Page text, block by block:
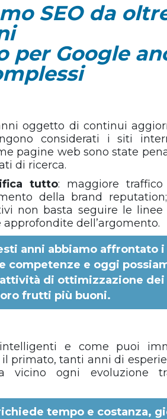
SEO da
per Google
oggetto di continui
considerati i siti
pagine web sono state
di ricerca.
tutto: maggiore
della brand
non basta seguire le
dell’argomento.
anni abbiamo affrontato i
competenze e oggi
di ottimizzazione
frutti più buoni.
e come puoi
primato, tanti anni di
ogni evoluzione
tempo e costanza,